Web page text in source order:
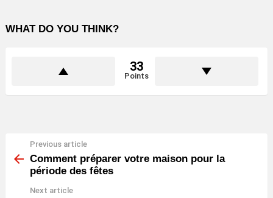
WHAT DO YOU THINK?
33
Points
more
Previous article
Comment préparer votre maison pour la
période des fêtes
Next article